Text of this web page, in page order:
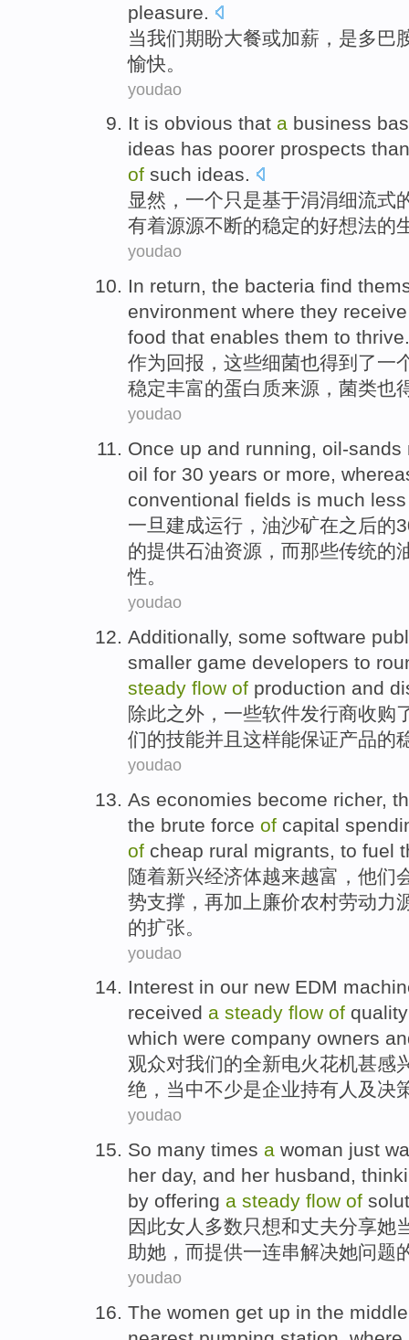
pleasure
当我们期盼大餐或加薪 ， 是多巴
愉快。
youdao
It is obvious that a business
ideas has poorer prospects
of such ideas.
显然 ， 一个只是基于涓涓细流式
有着源源不断的稳定的好想法的
youdao
In return, the bacteria find
environment where they receive
food that enables them to thrive.
作为 回报， 这些细菌也得到 了一
稳定丰富的蛋白质来源，菌类也
youdao
Once up and running, oil-sands
oil for 30 years or more,
conventional fields is much
一旦 建成运行 ， 油沙矿在之后的
的提供石油资源， 而那些传统的
性。
youdao
Additionally, some software
smaller game developers to
steady flow of production and
除此之外 ， 一些软件发行商收购
们的技能并且 这样能保证产品的
youdao
As economies become richer,
the brute force of capital
of cheap rural migrants, to fuel
随着新兴经济体越来越富 ， 他们
势支撑，再加上廉价农村劳动力
的扩张 。
youdao
Interest in our new EDM
received a steady flow of
which were company owners
观众对我们的全新电火花机甚感
绝 ，当中不少是企业持有人 及 决
youdao
So many times a woman just
her day, and her husband,
by offering a steady flow of
因此女人 多数只想和丈夫分享她
助她，而提供一连串解决她问题
youdao
The women get up in the middle